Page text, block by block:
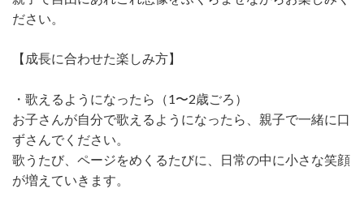
ださい。
【成長に合わせた楽しみ方】
・歌えるようになったら（1〜2歳ごろ）
お子さんが自分で歌えるようになったら、親子で一緒に口
ずさんでください。
歌うたび、ページをめくるたびに、日常の中に小さな笑顔
が増えていきます。